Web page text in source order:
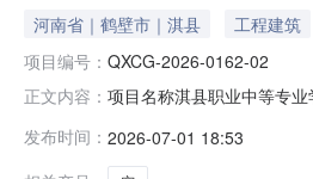
河南省｜鹤壁市｜淇县 工程建筑
项目编号： QXCG-2026-0162-02
正文内容： 项目名称淇县职业中等专
文件供查阅。附件：
发布时间： 2026-07-01 18:53